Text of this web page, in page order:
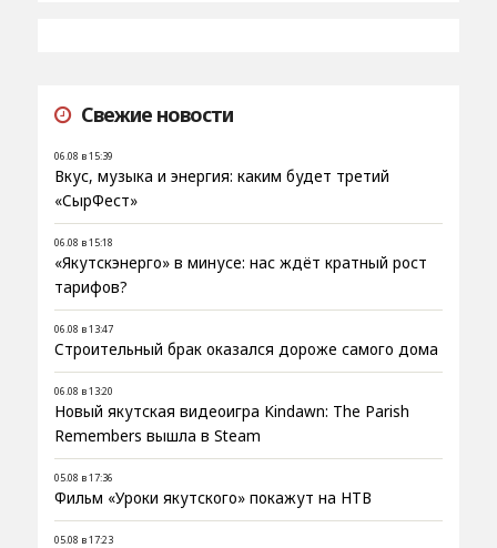
Свежие новости
06.08 в 15:39
Вкус, музыка и энергия: каким будет третий
«СырФест»
06.08 в 15:18
«Якутскэнерго» в минусе: нас ждёт кратный рост
тарифов?
06.08 в 13:47
Строительный брак оказался дороже самого дома
06.08 в 13:20
Новый якутская видеоигра Kindawn: The Parish
Remembers вышла в Steam
05.08 в 17:36
Фильм «Уроки якутского» покажут на НТВ
05.08 в 17:23